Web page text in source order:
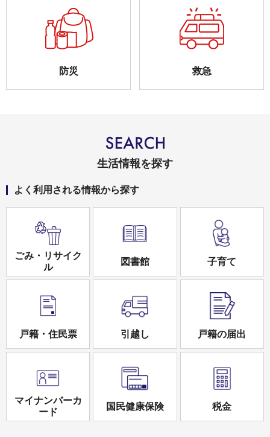
防災 救急
生活情報を探す
よく利用される情報から探す
ごみ・リサイク
ル
図書館 子育て
戸籍・住民票 引越し 戸籍の届出
マイナンバーカ
ード
国民健康保険 税金